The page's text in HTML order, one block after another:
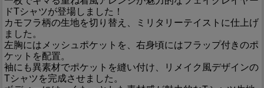
ドTシャツが登場しました！
カモフラ柄の生地を切り替え、ミリタリーテイストに仕上げ
ました。
左胸にはメッシュポケットを、右身頃にはフラップ付きのポ
ケットを配置。
袖にも異素材でポケットを縫い付け、リメイク風デザインの
Tシャツを完成させました。